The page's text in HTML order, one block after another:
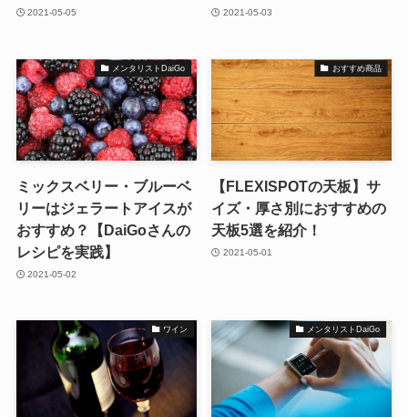
2021-05-05 2021-05-03
メンタリストDaiGo
ミックスベリー・ブルーベ
リーはジェラートアイスが
おすすめ？【DaiGoさんの
レシピを実践】
2021-05-02
おすすめ商品
【FLEXISPOTの天板】サ
イズ・厚さ別におすすめの
天板5選を紹介！
2021-05-01
ワイン メンタリストDaiGo